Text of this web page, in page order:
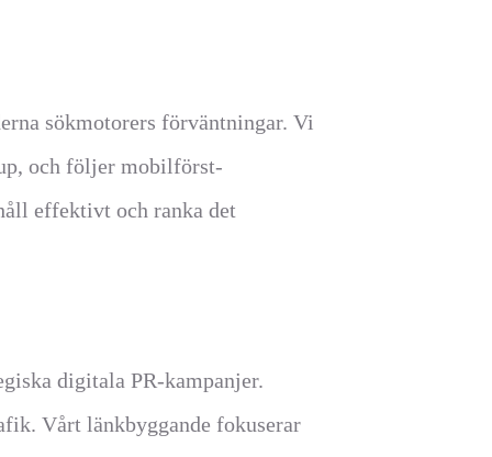
sökmotorers förväntningar. Vi
och följer mobilförst-
effektivt och ranka det
digitala PR-kampanjer.
Vårt länkbyggande fokuserar